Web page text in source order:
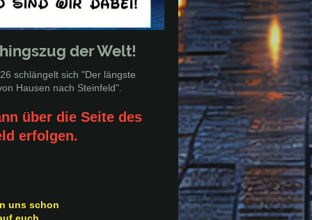
der Welt!
schlängelt sich "Der längste
Hausen nach Steinfeld".
über die Seite des
erfolgen.
uns schon